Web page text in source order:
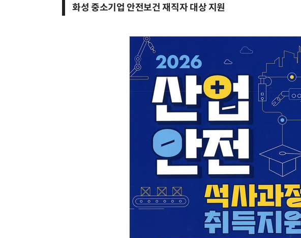
화성 중소기업 안전보건 재직자 대상 지원
AI × Design : UX 디자이너의 5가지 생존 전략과 실전 대응